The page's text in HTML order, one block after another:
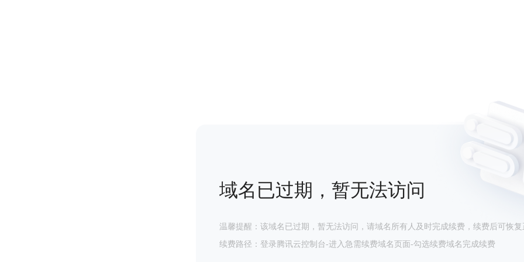
域名已过期，暂无法访问
温馨提醒：该域名已过期，暂无法访问，请域名所有人及时完成续费，续费后可恢复
续费路径：登录腾讯云控制台-进入急需续费域名页面-勾选续费域名完成续费